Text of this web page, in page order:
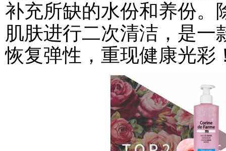
补充所缺的水份和养份。
肌肤进行二次清洁，是
恢复弹性，重现健康光彩